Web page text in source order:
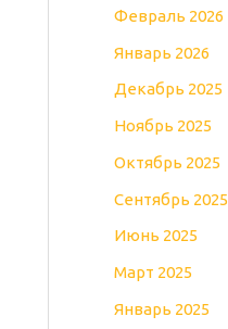
Февраль 2026
Январь 2026
Декабрь 2025
Ноябрь 2025
Октябрь 2025
Сентябрь 2025
Июнь 2025
Март 2025
Январь 2025